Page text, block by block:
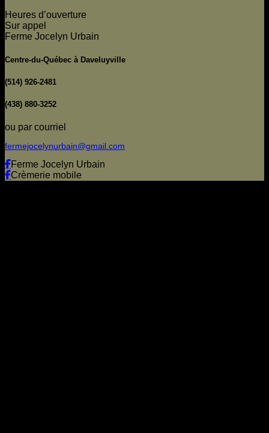
Heures d’ouverture
Sur appel
Ferme Jocelyn Urbain
Centre-du-Québec à Daveluyville
(514) 926-2481
(438) 880-3252
ou par courriel
fermejocelynurbain@gmail.com
Ferme Jocelyn Urbain
Crèmerie mobile